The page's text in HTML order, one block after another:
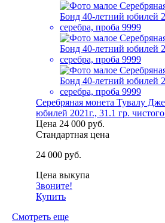
Серебряная монета Тувалу
юбилей 2021г., 31.1 гр.
Цена 24 000 руб.
Стандартная цена
24 000 руб.
Цена выкупа
Звоните!
Купить
Смотреть еще